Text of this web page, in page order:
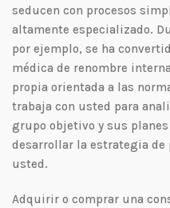
seducen con procesos
altamente especializado.
por ejemplo, se ha
médica de renombre
propia orientada a las
trabaja con usted para
grupo objetivo y sus
desarrollar la estrategia de
usted.
Adquirir o comprar una